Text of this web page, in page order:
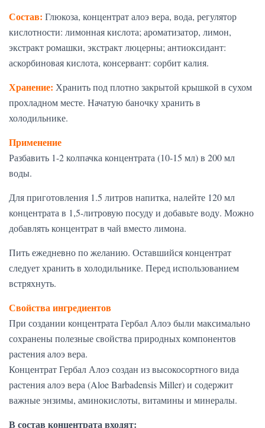
Состав: Глюкоза, концентрат алоэ вера, вода, регулятор
кислотности: лимонная кислота; ароматизатор, лимон,
экстракт ромашки, экстракт люцерны; антиоксидант:
аскорбиновая кислота, консервант: сорбит калия.
Хранение: Хранить под плотно закрытой крышкой в сухом
прохладном месте. Начатую баночку хранить в
холодильнике.
Применение
Разбавить 1-2 колпачка концентрата (10-15 мл) в 200 мл
воды.
Для приготовления 1.5 литров напитка, налейте 120 мл
концентрата в 1,5-литровую посуду и добавьте воду. Можно
добавлять концентрат в чай вместо лимона.
Пить ежедневно по желанию. Оставшийся концентрат
следует хранить в холодильнике. Перед использованием
встряхнуть.
Свойства ингредиентов
При создании концентрата Гербал Алоэ были максимально
сохранены полезные свойства природных компонентов
растения алоэ вера.
Концентрат Гербал Алоэ создан из высокосортного вида
растения алоэ вера (Aloe Barbadensis Miller) и содержит
важные энзимы, аминокислоты, витамины и минералы.
В состав концентрата входят: